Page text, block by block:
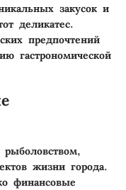
закусок и
деликатес.
предпочтений
гастрономической
жизни города.
финансовые